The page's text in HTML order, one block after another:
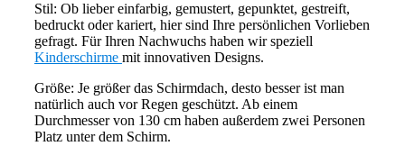
Stil: Ob lieber einfarbig, gemustert, gepunktet, gestreift,
bedruckt oder kariert, hier sind Ihre persönlichen Vorlieben
gefragt. Für Ihren Nachwuchs haben wir speziell
Kinderschirme mit innovativen Designs.
Größe: Je größer das Schirmdach, desto besser ist man
natürlich auch vor Regen geschützt. Ab einem
Durchmesser von 130 cm haben außerdem zwei Personen
Platz unter dem Schirm.